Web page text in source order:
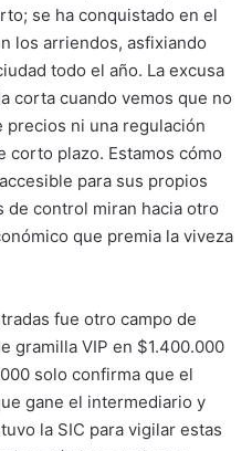
se ha conquistado en el
los arriendos, asfixiando
todo el año. La excusa
corta cuando vemos que no
precios ni una regulación
corto plazo. Estamos cómo
para sus propios
de control miran hacia otro
que premia la viveza
fue otro campo de
gramilla VIP en $1.400.000
solo confirma que el
gane el intermediario y
la SIC para vigilar estas